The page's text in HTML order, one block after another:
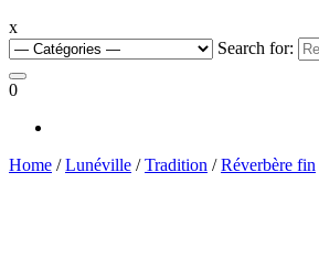
x
Search for:
0
Home /Lunéville /Tradition /Réverbère fin